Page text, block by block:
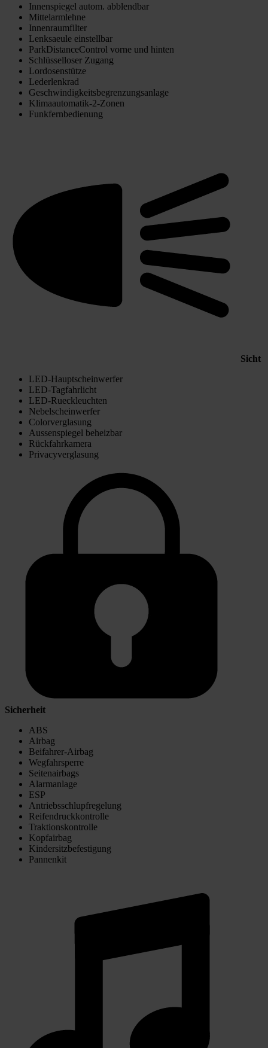
Innenspiegel autom. abblendbar
Mittelarmlehne
Innenraumfilter
Lenksaeule einstellbar
ParkDistanceControl vorne und hinten
Schlüsselloser Zugang
Lordosenstütze
Lederlenkrad
Geschwindigkeitsbegrenzungsanlage
Klimaautomatik-2-Zonen
Funkfernbedienung
Sicht
LED-Hauptscheinwerfer
LED-Tagfahrlicht
LED-Rueckleuchten
Nebelscheinwerfer
Colorverglasung
Aussenspiegel beheizbar
Rückfahrkamera
Privacyverglasung
Sicherheit
ABS
Airbag
Beifahrer-Airbag
Wegfahrsperre
Seitenairbags
Alarmanlage
ESP
Antriebsschlupfregelung
Reifendruckkontrolle
Traktionskontrolle
Kopfairbag
Kindersitzbefestigung
Pannenkit